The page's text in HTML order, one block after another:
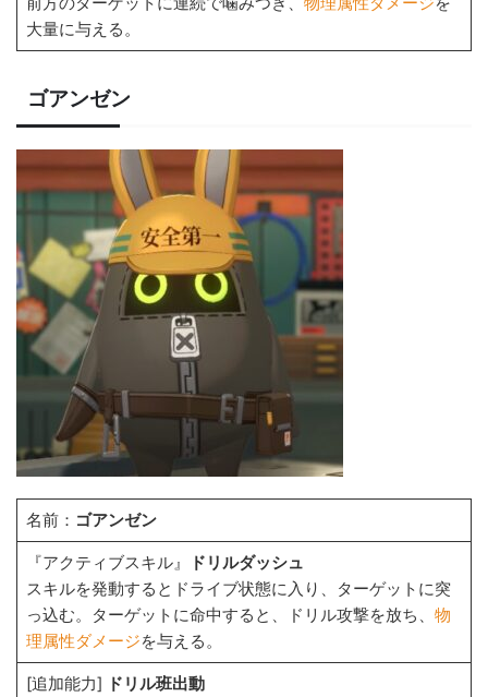
大量に与える。
ゴアンゼン
名前： ゴアンゼン
『アクティブスキル』
ドリルダッシュ
スキルを発動するとドライブ状態に入り、ターゲットに突
っ込む。ターゲットに命中すると、ドリル攻撃を放ち、 物
理属性ダメージを与える。
[追加能力] ドリル班出動